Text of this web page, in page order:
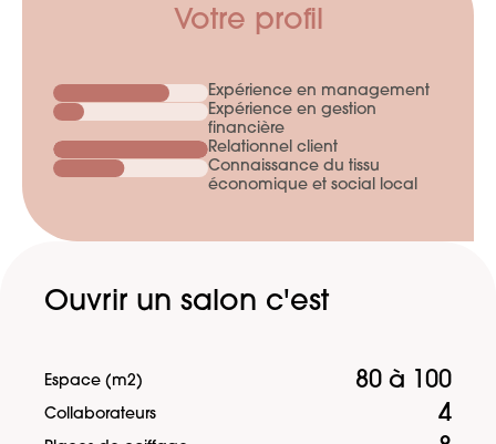
Votre profil
Expérience en management
Expérience en gestion
financière
Relationnel client
Connaissance du tissu
économique et social local
Ouvrir un salon c'est
Espace (m2) 80 à 100
Collaborateurs 4